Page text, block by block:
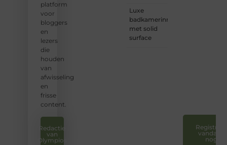
platform
voor
bloggers
en
lezers
die
houden
van
afwisseling
en
frisse
content.
Redactie
van
Olympios
Luxe
badkamerinrichting
met solid
surface
Registreer
vandaag
nog